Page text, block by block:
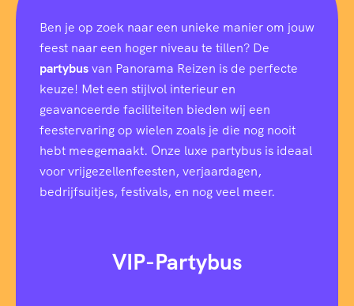
Ben je op zoek naar een unieke manier om jouw
feest naar een hoger niveau te tillen? De
partybusvan Panorama Reizen is de perfecte
keuze! Met een stijlvol interieur en
geavanceerde faciliteiten bieden wij een
feestervaring op wielen zoals je die nog nooit
hebt meegemaakt. Onze luxe partybus is ideaal
voor vrijgezellenfeesten, verjaardagen,
bedrijfsuitjes, festivals, en nog veel meer.
VIP-Partybus